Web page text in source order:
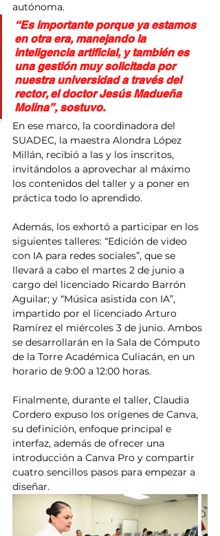
autónoma.
“Es importante porque ya estamos
en otra era, manejando la
inteligencia artificial, y también es
una gestión muy solicitada por
nuestra universidad a través del
rector, el doctor Jesús Madueña
Molina”, sostuvo.
En ese marco, la coordinadora del
SUADEC, la maestra Alondra López
Millán, recibió a las y los inscritos,
invitándolos a aprovechar al máximo
los contenidos del taller y a poner en
práctica todo lo aprendido.
Además, los exhortó a participar en los
siguientes talleres: “Edición de video
con IA para redes sociales”, que se
llevará a cabo el martes 2 de junio a
cargo del licenciado Ricardo Barrón
Aguilar; y “Música asistida con IA”,
impartido por el licenciado Arturo
Ramírez el miércoles 3 de junio. Ambos
se desarrollarán en la Sala de Cómputo
de la Torre Académica Culiacán, en un
horario de 9:00 a 12:00 horas.
Finalmente, durante el taller, Claudia
Cordero expuso los orígenes de Canva,
su definición, enfoque principal e
interfaz, además de ofrecer una
introducción a Canva Pro y compartir
cuatro sencillos pasos para empezar a
diseñar.